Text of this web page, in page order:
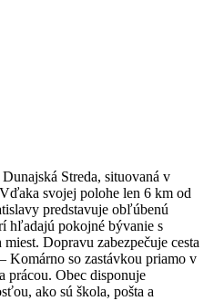
Streda, situovaná v
svojej polohe len 6 km od
predstavuje obľúbenú
hľadajú pokojné bývanie s
Dopravu zabezpečuje cesta
Komárno so zastávkou priamo v
prácou. Obec disponuje
ako sú škola, pošta a